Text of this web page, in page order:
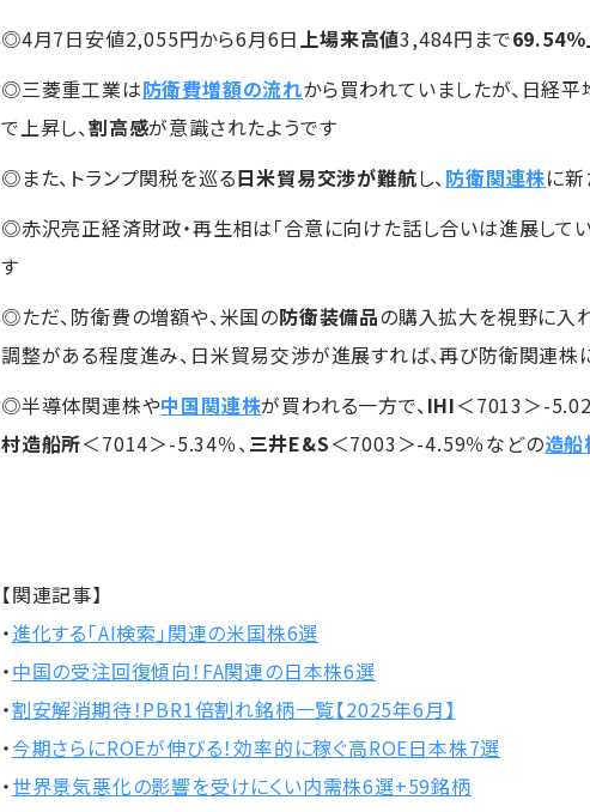
◎4月7日安値2,055円から6月6日上場来高値3,484円まで69.54％
◎三菱重工業は防衛費増額の流れから買われていましたが、日経平
で上昇し、割高感が意識されたようです
◎また、トランプ関税を巡る日米貿易交渉が難航し、防衛関連株に
◎赤沢亮正経済財政・再生相は「合意に向けた話し合いは進展して
す
◎ただ、防衛費の増額や、米国の防衛装備品の購入拡大を視野に入
調整がある程度進み、日米貿易交渉が進展すれば、再び防衛関連株
◎半導体関連株や中国関連株が買われる一方で、IHI＜7013＞-5.02
村造船所＜7014＞-5.34％、三井E&S＜7003＞-4.59％などの造船
【関連記事】
・進化する「AI検索」関連の米国株6選
・中国の受注回復傾向！FA関連の日本株6選
・割安解消期待！PBR1倍割れ銘柄一覧【2025年6月】
・今期さらにROEが伸びる！効率的に稼ぐ高ROE日本株7選
・世界景気悪化の影響を受けにくい内需株6選+59銘柄